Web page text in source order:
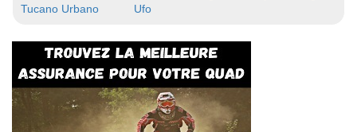
Tucano Urbano
Ufo